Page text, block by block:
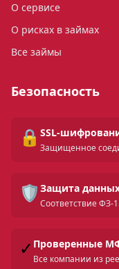
О сервисе
О рисках в займах
Все займы
Безопасность
🔒 SSL-
Защищенное
🛡️ Защита
Соответствие ФЗ-
✓ Проверенные
Все компании из